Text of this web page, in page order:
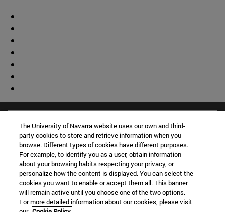
The University of Navarra website uses our own and third-
party cookies to store and retrieve information when you
browse. Different types of cookies have different purposes.
For example, to identify you as a user, obtain information
about your browsing habits respecting your privacy, or
personalize how the content is displayed. You can select the
cookies you want to enable or accept them all. This banner
will remain active until you choose one of the two options.
For more detailed information about our cookies, please visit